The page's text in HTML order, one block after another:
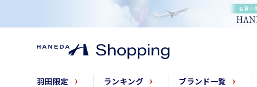
羽田限定 ランキング ブランド一覧